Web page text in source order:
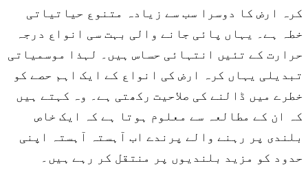
کرہ ارض کا دوسرا سب سے زیادہ متنوع حیاتیاتی
خطہ ہے۔ یہاں پائی جانے والی بہت سی انواع درجہ
حرارت کے تئیں انتہائی حساس ہیں۔ لہذا موسمیاتی
تبدیلی یہاں کرہ ارض کی انواع کے ایک اہم حصے کو
خطرے میں ڈالنے کی صلاحیت رکھتی ہے۔ وہ کہتے ہیں
کہ ان کے مطالعہ سے معلوم ہوتا ہے کہ ایک خاص
بلندی پر رہنے والے پرندے اب آہستہ آہستہ اپنی
حدود کو مزید بلندیوں پر منتقل کر رہے ہیں۔